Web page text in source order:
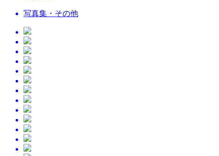
写真集・その他